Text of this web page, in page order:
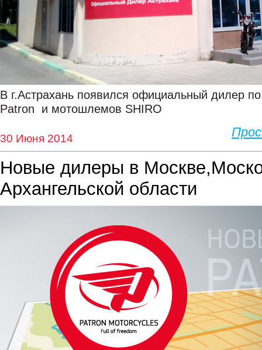
В г.Астрахань появился официальный дилер
Patron и мотошлемов SHIRO
30 Июня 2014
Новые дилеры в
Архангельской области